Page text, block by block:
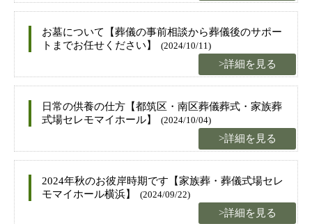
お墓について【葬儀の事前相談から葬儀後のサポー
トまでお任せください】
(2024/10/11)
>詳細を見る
日常の供養の仕方【都筑区・南区葬儀葬式・家族葬
式場セレモマイホール】
(2024/10/04)
>詳細を見る
2024年秋のお彼岸時期です【家族葬・葬儀式場セレ
モマイホール横浜】
(2024/09/22)
>詳細を見る